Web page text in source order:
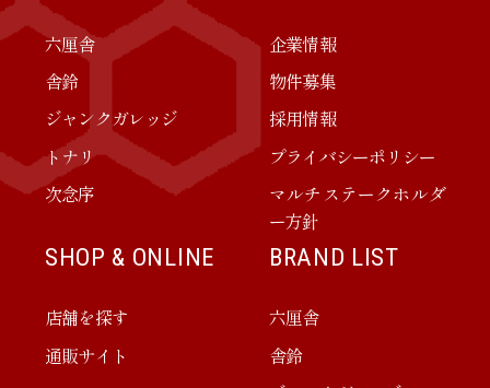
六厘舎
舎鈴
ジャンクガレッジ
トナリ
次念序
企業情報
物件募集
採用情報
プライバシーポリシー
マルチステークホルダ
ー方針
SHOP & ONLINE
店舗を探す
通販サイト
BRAND LIST
六厘舎
舎鈴